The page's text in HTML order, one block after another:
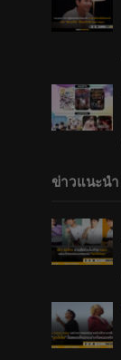
ข่าวแนะนำ